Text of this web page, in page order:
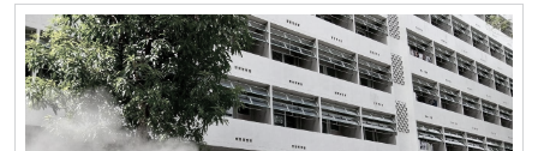
(Burnout) การพัฒนาทักษะการเมตตาต่อตนเอง (Self-
Compassion) พร้อมเปิดเวที "Mental Health Talk" เพื่อแลก
เปลี่ยนประสบการณ์ สะท้อนปัญหา และร่วมหาแนวทางพัฒนา
งานด้านสุขภาวะในสถาบันอุดมศึกษา โครงการนี้ถือเป็นอีกหนึ่ง
กลไกสำคัญในการขับเคลื่อน “ระบบนิเวศสุขภาวะนิสิต” ของ
14.00 น. ณ ลานอนันต์ ปัญญาวีร์ อาคารอำนวย ยศสุข
นักศึกษาที่เข้าร่วมบริจาคจะได้ชั่วโมงกิจกรรมด้านจิตอาสา ครั้ง
ละ 8 ชั่วโมง- วันที่ 1กรกฏาคม 2569 มีผู้ประสงค์บริจาคโลหิต
จำนวน 91 คน ผ่านเกณฑ์สามารถบริจาคโลหิตได้ จำนวน 41 คน
( 18,450 CC.) - วันที่ 2 กรกฏาคม 2569 มีผู้ประสงค์บริจาค